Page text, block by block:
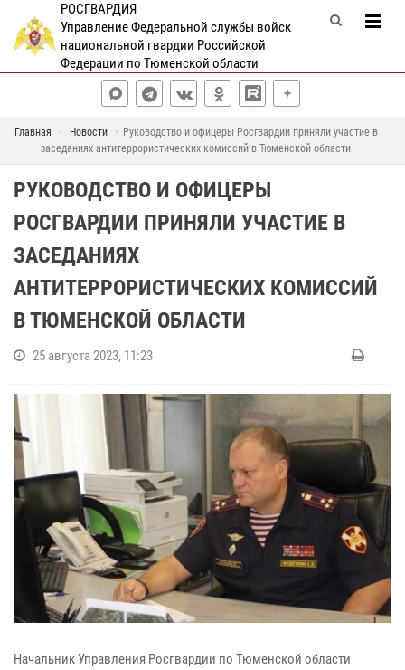
РОСГВАРДИЯ
Управление Федеральной службы войск
национальной гвардии Российской
Федерации по Тюменской области
Главная Новости
Руководство и офицеры Росгвардии приняли участие в
заседаниях антитеррористических комиссий в Тюменской области
РУКОВОДСТВО И ОФИЦЕРЫ
РОСГВАРДИИ ПРИНЯЛИ УЧАСТИЕ В
ЗАСЕДАНИЯХ
АНТИТЕРРОРИСТИЧЕСКИХ КОМИССИЙ
В ТЮМЕНСКОЙ ОБЛАСТИ
25 августа 2023, 11:23
Начальник Управления Росгвардии по Тюменской области